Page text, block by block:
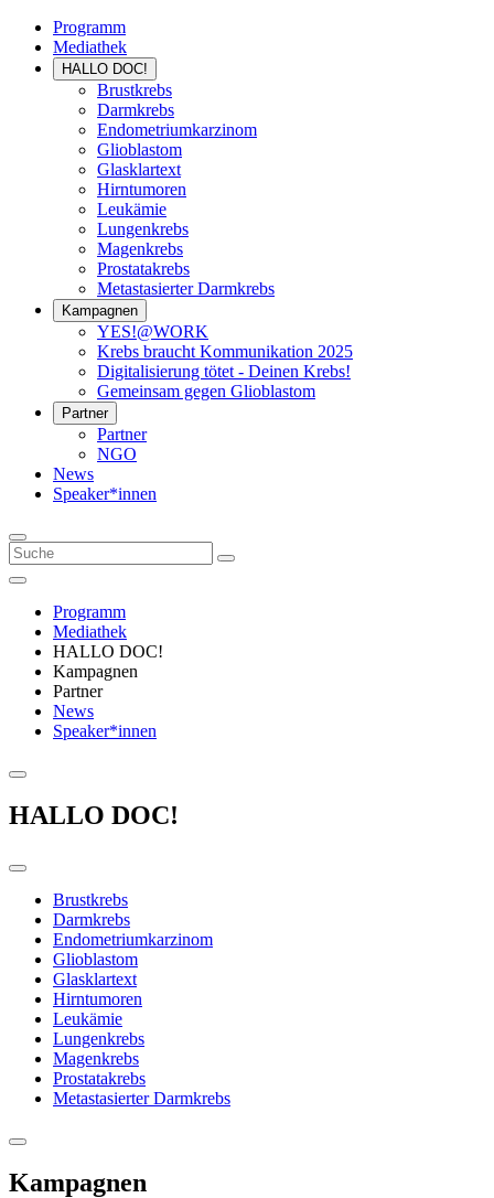
Programm
Mediathek
HALLO DOC!
Brustkrebs
Darmkrebs
Endometriumkarzinom
Glioblastom
Glasklartext
Hirntumoren
Leukämie
Lungenkrebs
Magenkrebs
Prostatakrebs
Metastasierter Darmkrebs
Kampagnen
YES!@WORK
Krebs braucht Kommunikation 2025
Digitalisierung tötet - Deinen Krebs!
Gemeinsam gegen Glioblastom
Partner
Partner
NGO
News
Speaker*innen
Programm
Mediathek
HALLO DOC!
Kampagnen
Partner
News
Speaker*innen
HALLO DOC!
Brustkrebs
Darmkrebs
Endometriumkarzinom
Glioblastom
Glasklartext
Hirntumoren
Leukämie
Lungenkrebs
Magenkrebs
Prostatakrebs
Metastasierter Darmkrebs
Kampagnen